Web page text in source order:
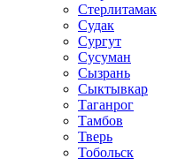
Стерлитамак
Судак
Сургут
Сусуман
Сызрань
Сыктывкар
Таганрог
Тамбов
Тверь
Тобольск